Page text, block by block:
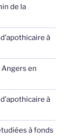
de la
à
en
à
à fonds